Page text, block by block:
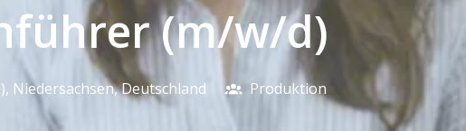
(m/w/d)
, Niedersachsen,Deutschland Produktion